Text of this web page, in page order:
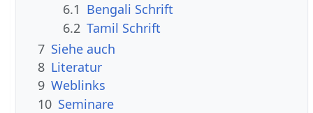
6.1 Bengali Schrift
6.2 Tamil Schrift
7 Siehe auch
8 Literatur
9 Weblinks
10 Seminare